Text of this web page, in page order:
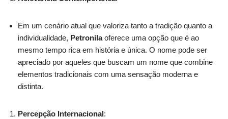
Em um cenário atual que valoriza tanto a tradição quanto a
individualidade, Petronilaoferece uma opção que é ao
mesmo tempo rica em história e única. O nome pode ser
apreciado por aqueles que buscam um nome que combine
elementos tradicionais com uma sensação moderna e
distinta.
Percepção Internacional: